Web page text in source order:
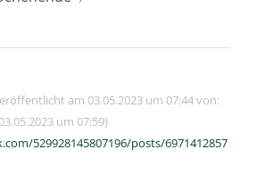
am 03.05.2023 um 07:44 von:
um 07:59)
529928145807196/posts/6971412857